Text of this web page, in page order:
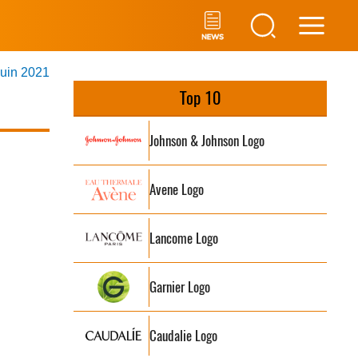
2021
Top 10
Johnson & Johnson Logo
Avene Logo
Lancome Logo
Garnier Logo
Caudalie Logo